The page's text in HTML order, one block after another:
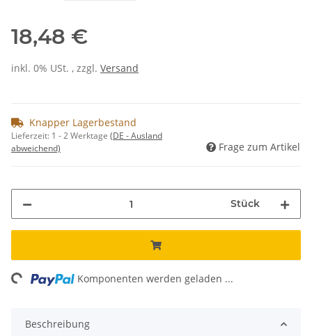
18,48 €
inkl. 0% USt. , zzgl. Versand
Knapper Lagerbestand
Lieferzeit: 1 - 2 Werktage (DE - Ausland
abweichend)
Frage zum Artikel
Stück
Komponenten werden geladen ...
Beschreibung